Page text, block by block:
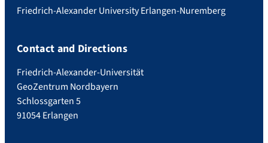
Friedrich-Alexander University Erlangen-Nuremberg
Contact and Directions
Friedrich-Alexander-Universität
GeoZentrum Nordbayern
Schlossgarten 5
91054 Erlangen